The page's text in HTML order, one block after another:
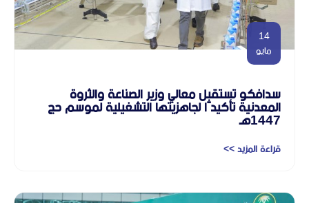
14
مايو
سدافكو تستقبل معالي وزير الصناعة والثروة
المعدنية تأكيدًا لجاهزيتها التشغيلية لموسم حج
1447هـ
قراءة المزيد >>